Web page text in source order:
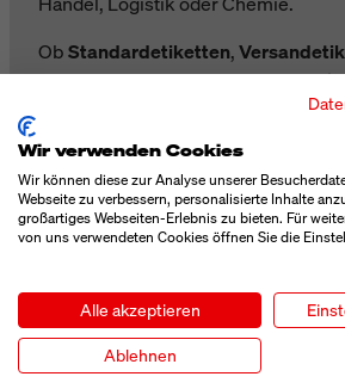
ObStandardetiketten,
individuelle Spezialetiketten– bei
✔ Sofort verfügbar oder nach
✔ Großhandelspreise ohne
UNSERE ETIKETTEN
Wir verwenden Cookies
Wir können diese zur Analyse unserer
Webseite zu verbessern, personalisierte Inhalte
großartiges Webseiten-Erlebnis zu bieten. Für
von uns verwendeten Cookies öffnen Sie die
Alle akzeptieren
Ablehnen